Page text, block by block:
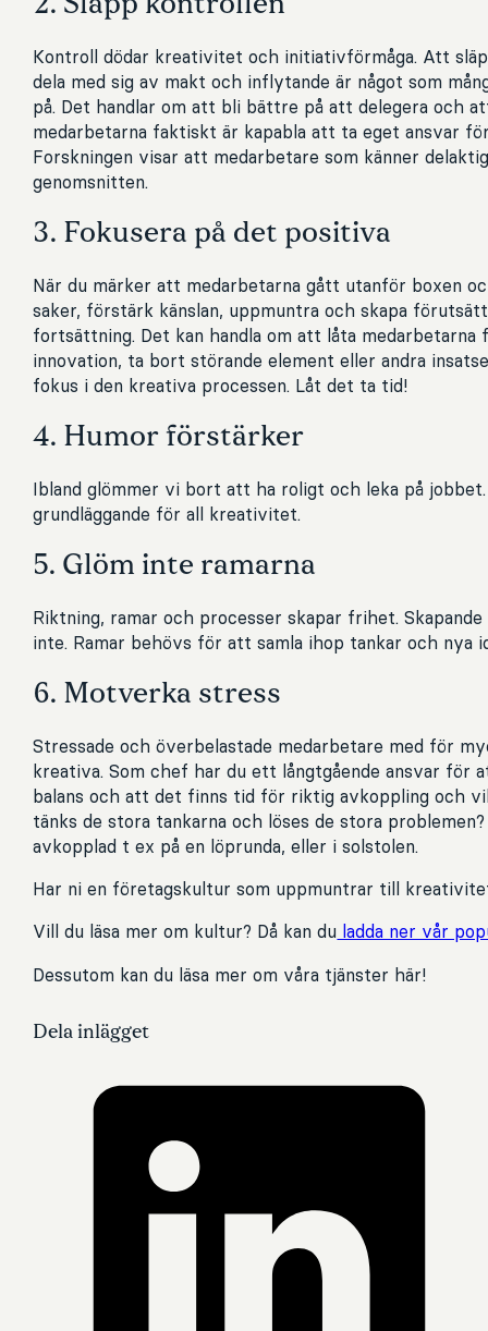
Kontroll dödar kreativitet och initiativförmåga. Att
dela med sig av makt och inflytande är något som
på. Det handlar om att bli bättre på att delegera och
medarbetarna faktiskt är kapabla att ta eget ansvar
Forskningen visar att medarbetare som känner
genomsnitten.
3. Fokusera på det positiva
När du märker att medarbetarna gått utanför boxen
saker, förstärk känslan, uppmuntra och skapa
fortsättning. Det kan handla om att låta
innovation, ta bort störande element eller andra
fokus i den kreativa processen. Låt det ta tid!
4. Humor förstärker
Ibland glömmer vi bort att ha roligt och leka på
grundläggande för all kreativitet.
5. Glöm inte ramarna
Riktning, ramar och processer skapar frihet.
inte. Ramar behövs för att samla ihop tankar och nya
6. Motverka stress
Stressade och överbelastade medarbetare med för
kreativa. Som chef har du ett långtgående ansvar för
balans och att det finns tid för riktig avkoppling och
tänks de stora tankarna och löses de stora
avkopplad t ex på en löprunda, eller i solstolen.
Har ni en företagskultur som uppmuntrar till
Vill du läsa mer om kultur? Då kan du ladda ner vår
Dessutom kan du läsa mer om våra tjänster här!
Dela inlägget